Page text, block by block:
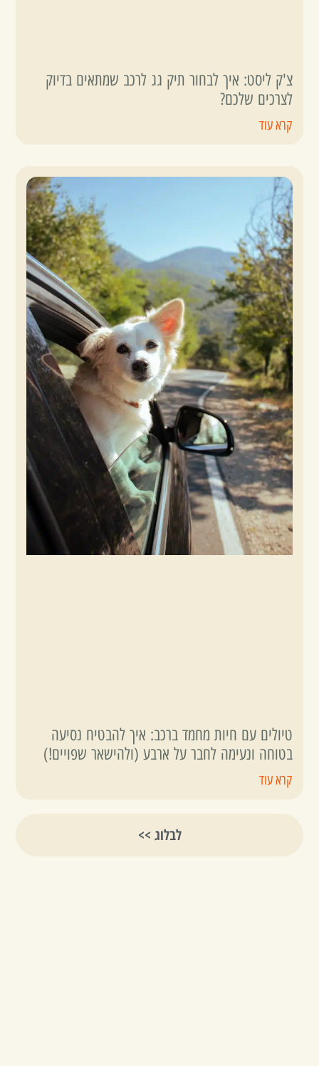
צ'ק ליסט: איך לבחור תיק גג לרכב שמתאים בדיוק
לצרכים שלכם?
קרא עוד
טיולים עם חיות מחמד ברכב: איך להבטיח נסיעה
בטוחה ונעימה לחבר על ארבע (ולהישאר שפויים!)
קרא עוד
לבלוג >>